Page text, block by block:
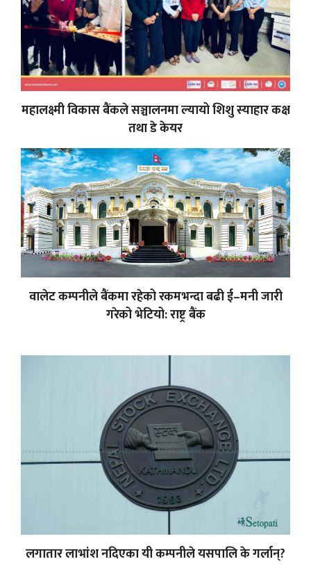
महालक्ष्मी विकास बैंकले सञ्चालनमा ल्यायो शिशु स्याहार कक्ष
तथा डे केयर
वालेट कम्पनीले बैंकमा रहेको रकमभन्दा बढी ई–मनी जारी
गरेको भेटियो: राष्ट्र बैंक
लगातार लाभांश नदिएका यी कम्पनीले यसपालि के गर्लान्?